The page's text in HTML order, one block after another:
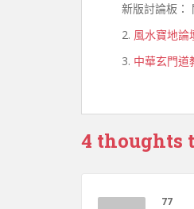
新版討論板：
2. 風水寶地論
3. 中華玄門道
4 thoughts
77